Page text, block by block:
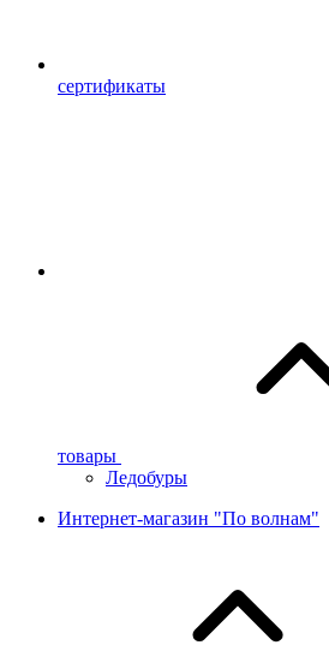
сертификаты
товары
Ледобуры
Интернет-магазин "По волнам"